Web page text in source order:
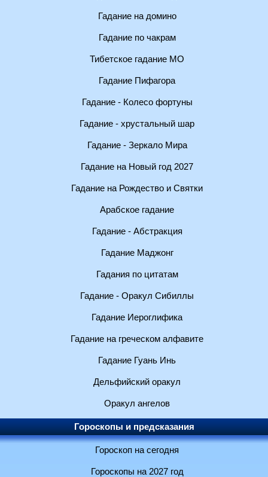
Гадание на домино
Гадание по чакрам
Тибетское гадание МО
Гадание Пифагора
Гадание - Колесо фортуны
Гадание - хрустальный шар
Гадание - Зеркало Мира
Гадание на Новый год 2027
Гадание на Рождество и Святки
Арабское гадание
Гадание - Абстракция
Гадание Маджонг
Гадания по цитатам
Гадание - Оракул Сибиллы
Гадание Иероглифика
Гадание на греческом алфавите
Гадание Гуань Инь
Дельфийский оракул
Оракул ангелов
Гороскопы и предсказания
Гороскоп на сегодня
Гороскопы на 2027 год